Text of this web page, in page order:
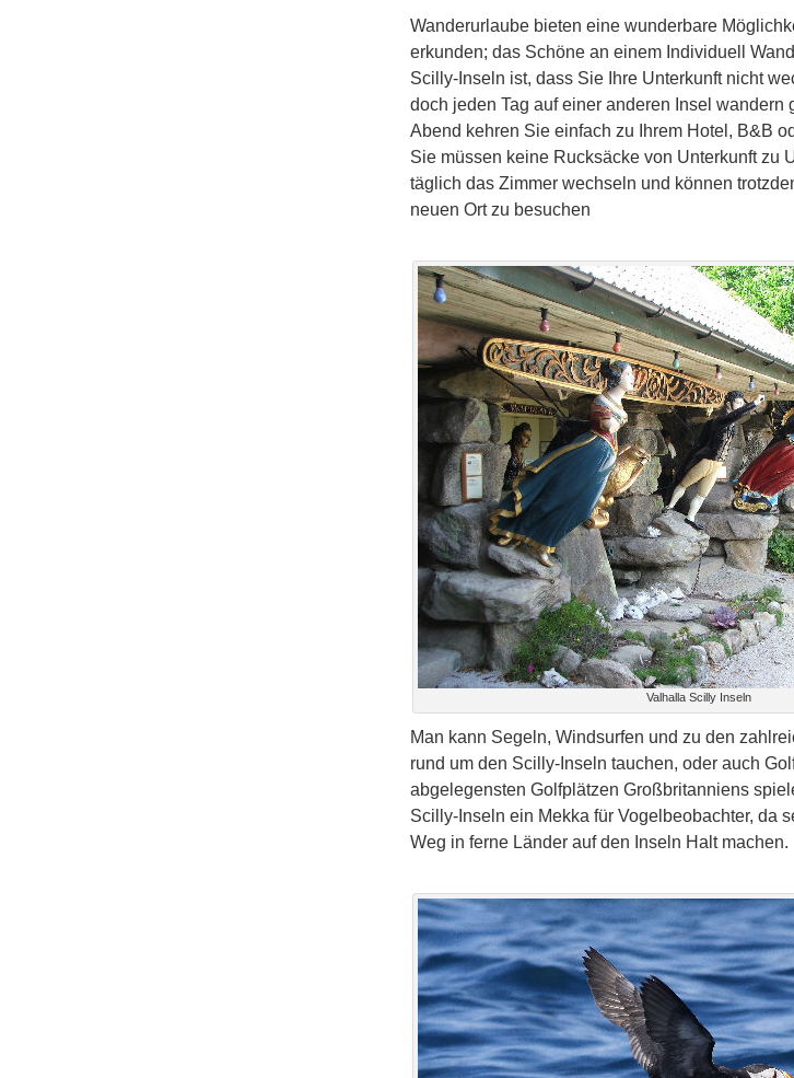
Wanderurlaube bieten eine wunderbare
erkunden; das Schöne an einem Individuell
Scilly-Inseln ist, dass Sie Ihre Unterkunft nicht
doch jeden Tag auf einer anderen Insel wandern
Abend kehren Sie einfach zu Ihrem Hotel, B&B
Sie müssen keine Rucksäcke von Unterkunft zu
täglich das Zimmer wechseln und können
neuen Ort zu besuchen
Valhalla Scilly Inseln
Man kann Segeln, Windsurfen und zu den
rund um den Scilly-Inseln tauchen, oder auch
abgelegensten Golfplätzen Großbritanniens
Scilly-Inseln ein Mekka für Vogelbeobachter, da
Weg in ferne Länder auf den Inseln Halt machen.